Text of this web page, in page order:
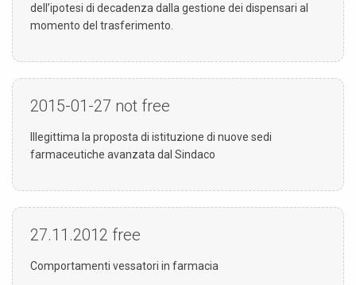
dell’ipotesi di decadenza dalla gestione dei dispensari al
momento del trasferimento.
2015-01-27 not free
Illegittima la proposta di istituzione di nuove sedi
farmaceutiche avanzata dal Sindaco
27.11.2012 free
Comportamenti vessatori in farmacia